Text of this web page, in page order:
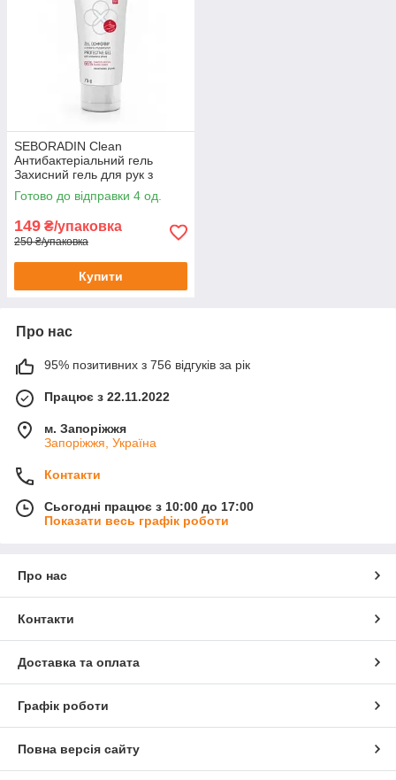
SEBORADIN Clean
Антибактеріальний гель
Захисний гель для рук з
антибактеріальною дією 75г
Готово до відправки 4 од.
149 ₴/упаковка
250 ₴/упаковка
Купити
Про нас
95% позитивних з 756 відгуків за рік
Працює з 22.11.2022
м. Запоріжжя
Запоріжжя, Україна
Контакти
Сьогодні працює з 10:00 до 17:00
Показати весь графік роботи
Про нас
Контакти
Доставка та оплата
Графік роботи
Повна версія сайту